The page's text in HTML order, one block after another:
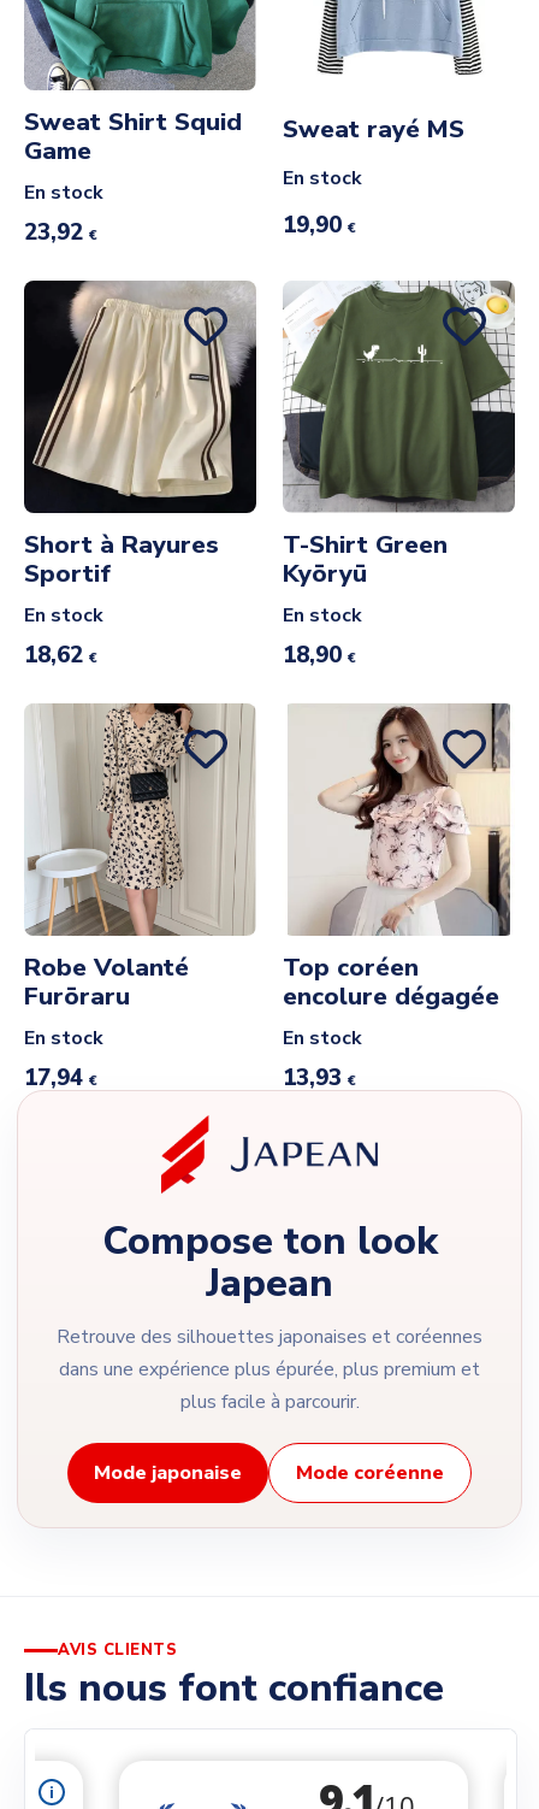
Sweat Shirt Squid
Game
En stock
23,92 €
Sweat rayé MS
En stock
19,90 €
Short à Rayures
Sportif
En stock
18,62 €
T-Shirt Green
Kyōryū
En stock
18,90 €
Robe Volanté
Furōraru
En stock
17,94 €
Top coréen
encolure dégagée
En stock
13,93 €
Compose ton look
Japean
Retrouve des silhouettes japonaises et coréennes
dans une expérience plus épurée, plus premium et
plus facile à parcourir.
Mode japonaise Mode coréenne
AVIS CLIENTS
Ils nous font confiance